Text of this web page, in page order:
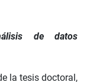
de datos
la tesis doctoral,